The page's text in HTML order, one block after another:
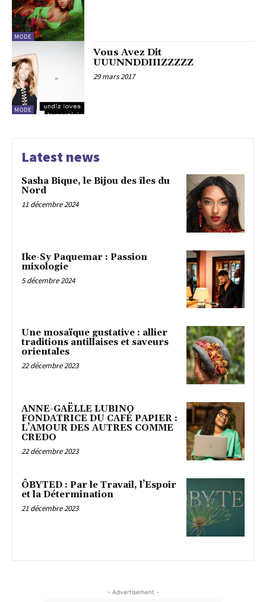
MODE
MODE
Vous Avez Dit
UUUNNDDIIIZZZZZ
29 mars 2017
Latest news
Sasha Bique, le Bijou des îles du
Nord
11 décembre 2024
Ike-Sy Paquemar : Passion
mixologie
5 décembre 2024
Une mosaïque gustative : allier
traditions antillaises et saveurs
orientales
22 décembre 2023
ANNE-GAËLLE LUBINO
FONDATRICE DU CAFÉ PAPIER :
L’AMOUR DES AUTRES COMME
CREDO
22 décembre 2023
ÔBYTED : Par le Travail, l’Espoir
et la Détermination
21 décembre 2023
- Advertisement -